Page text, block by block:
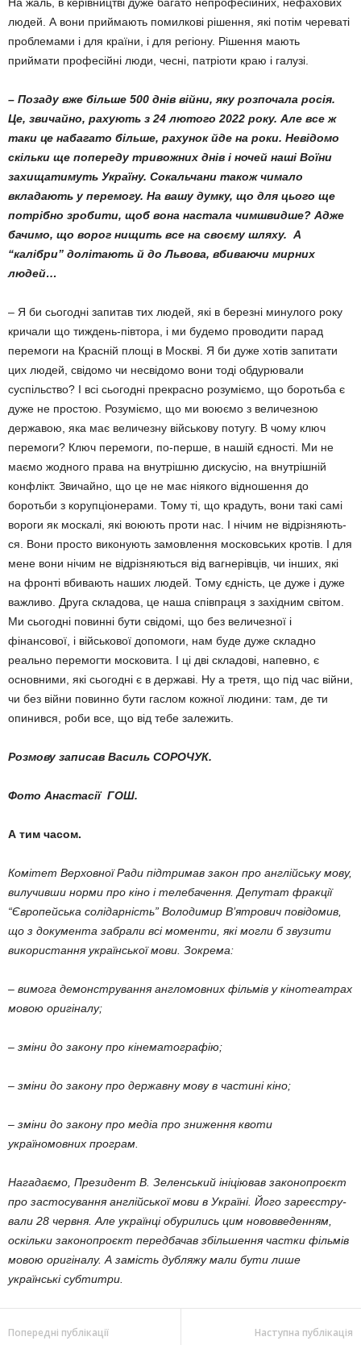
На жаль, в керів­ництві дуже багато непрофесійних, нефа­хових
людей. А вони приймають помилкові рішення, які потім череваті
проблемами і для країни, і для регіону. Рішення мають
приймати професійні люди, чесні, патріоти краю і галузі.
– Позаду вже більше 500 днів війни, яку розпочала росія.
Це, звичайно, раху­ють з 24 лютого 2022 року. Але все ж
таки це набагато більше, рахунок йде на роки. Невідомо
скільки ще попереду тривожних днів і ночей наші Воїни
захи­щатимуть Україну. Сокальчани також чимало
вкладають у перемогу. На вашу думку, що для цього ще
потрібно зроби­ти, щоб вона настала чимшвидше? Адже
бачимо, що ворог нищить все на своєму шляху. А
“калібри” долітають й до Львова, вбиваючи мирних
людей…
– Я би сьогодні запитав тих людей, які в березні минулого року
кричали що тиждень-півтора, і ми будемо проводити парад
пере­моги на Красній площі в Москві. Я би дуже хотів запитати
цих людей, свідомо чи несві­домо вони тоді обдурювали
суспільство? І всі сьогодні прекрасно розуміємо, що бо­ротьба є
дуже не простою. Розуміємо, що ми воюємо з величезною
державою, яка має величезну військову потугу. В чому ключ
перемоги? Ключ перемоги, по-перше, в на­шій єдності. Ми не
маємо жодного права на внутрішню дискусію, на внутрішній
конфлікт. Звичайно, що це не має ніякого відношення до
боротьби з корупціонерами. Тому ті, що крадуть, вони такі самі
вороги як москалі, які воюють проти нас. І нічим не відрізняють­
ся. Вони просто виконують замовлення мос­ковських кротів. І для
мене вони нічим не відрізняються від вагнерівців, чи інших, які
на фронті вбивають наших людей. Тому єд­ність, це дуже і дуже
важливо. Друга складо­ва, це наша співпраця з західним світом.
Ми сьогодні повинні бути свідомі, що без величезної і
фінансової, і військової допомо­ги, нам буде дуже складно
реально пере­могти московита. І ці дві складові, на­певно, є
основними, які сьогодні є в державі. Ну а тре­тя, що під час війни,
чи без війни повинно бу­ти гаслом кожної людини: там, де ти
опи­нився, роби все, що від тебе залежить.
Розмову записав Василь СОРОЧУК.
Фото Анастасії ГОШ.
А тим часом.
Комітет Верховної Ради підтримав за­кон про англійську мову,
вилучивши норми про кіно і телебачення. Депутат фракції
“Європейська солідарність” Володимир В’ятрович повідомив,
що з документа заб­рали всі моменти, які могли б звузити
вико­ристання української мови. Зокрема:
– вимога демонстрування англомовних фільмів у кінотеатрах
мовою оригіналу;
– зміни до закону про кінематографію;
– зміни до закону про державну мову в частині кіно;
– зміни до закону про медіа про зниження квоти
україномовних програм.
Нагадаємо, Президент В. Зеленський ініціював законопроєкт
про застосування англійської мови в Україні. Його зареєстру­
вали 28 червня. Але українці обурились цим нововведенням,
оскільки законопроєкт пе­редбачав збільшення частки фільмів
мовою оригіналу. А замість дубляжу мали бути лише
українські субтитри.
Попередні публікації Наступна публікація